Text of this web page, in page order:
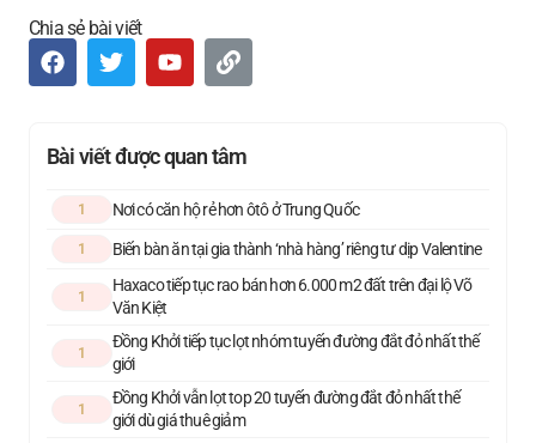
Chia sẻ bài viết
Bài viết được quan tâm
1 Nơi có căn hộ rẻ hơn ôtô ở Trung Quốc
1 Biến bàn ăn tại gia thành ‘nhà hàng’ riêng tư dịp Valentine
1
Haxaco tiếp tục rao bán hơn 6.000 m2 đất trên đại lộ Võ
Văn Kiệt
1
Đồng Khởi tiếp tục lọt nhóm tuyến đường đắt đỏ nhất thế
giới
1
Đồng Khởi vẫn lọt top 20 tuyến đường đắt đỏ nhất thế
giới dù giá thuê giảm